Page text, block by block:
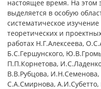
настоящее время. На этом
выделяется в особую
систематическое
теоретических и
работах Н.Г.Алексеева,
Б.С.Гершунского,
П.П.Корнетова,
В.В.Рубцова,
С.А.Смирнова,